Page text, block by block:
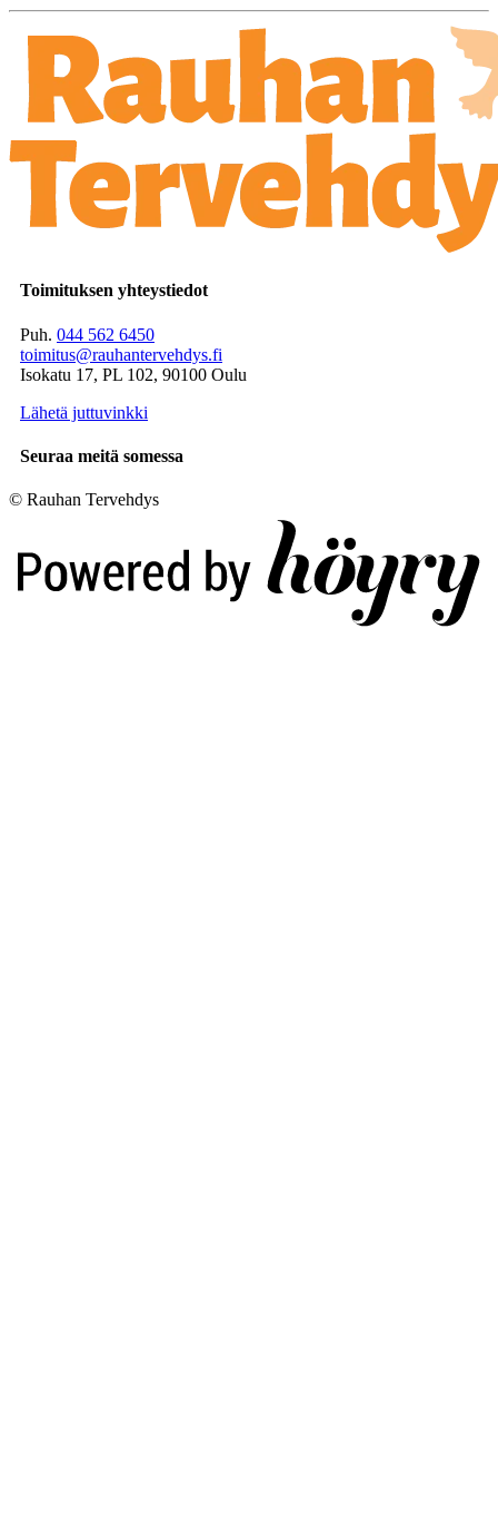
Toimituksen yhteystiedot
Puh. 044 562 6450
toimitus@rauhantervehdys.fi
Isokatu 17, PL 102, 90100 Oulu
Lähetä juttuvinkki
Seuraa meitä somessa
© Rauhan Tervehdys